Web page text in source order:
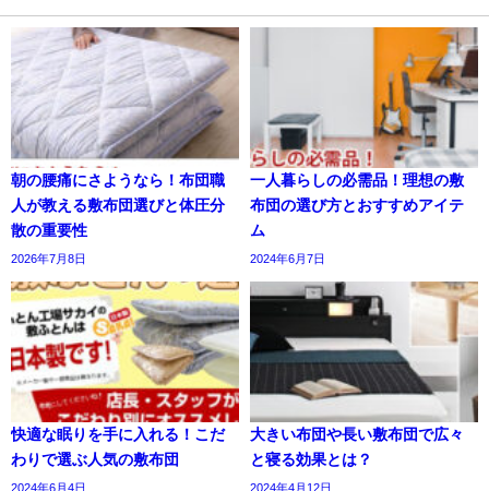
朝の腰痛にさようなら！布団職
人が教える敷布団選びと体圧分
散の重要性
2026年7月8日
一人暮らしの必需品！理想の敷
布団の選び方とおすすめアイテ
ム
2024年6月7日
快適な眠りを手に入れる！こだ
わりで選ぶ人気の敷布団
2024年6月4日
大きい布団や長い敷布団で広々
と寝る効果とは？
2024年4月12日